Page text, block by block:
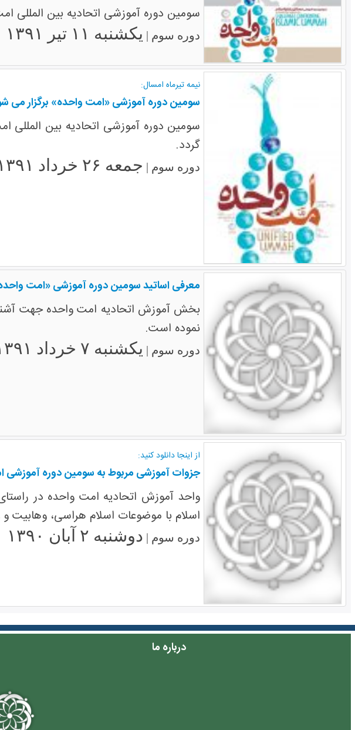
سومین دوره آموزشی اتحادیه بین المللی
دوره سوم | یکشنبه ۱۱ تیر ۱۳۹۱
نیمه تیرماه امسال:
سومین دوره آموزشی «امت واحده» برگزار می
سومین دوره آموزشی اتحادیه بین المللی
گردد.
دوره سوم | جمعه ۲۶ خرداد ۱۳۹۱
معرفی اساتید سومین دوره آموزشی «امت واحده»
بخش آموزش اتحادیه امت واحده جهت
نموده است.
دوره سوم | یکشنبه ۷ خرداد ۱۳۹۱
از اینجا دانلود کنید:
جزوات آموزشی مربوط به سومین دوره آموزشی
واحد آموزش اتحادیه امت واحده در
اسلام با موضوعات اسلام هراسی،
دوره سوم | دوشنبه ۲ آبان ۱۳۹۰
درباره ما